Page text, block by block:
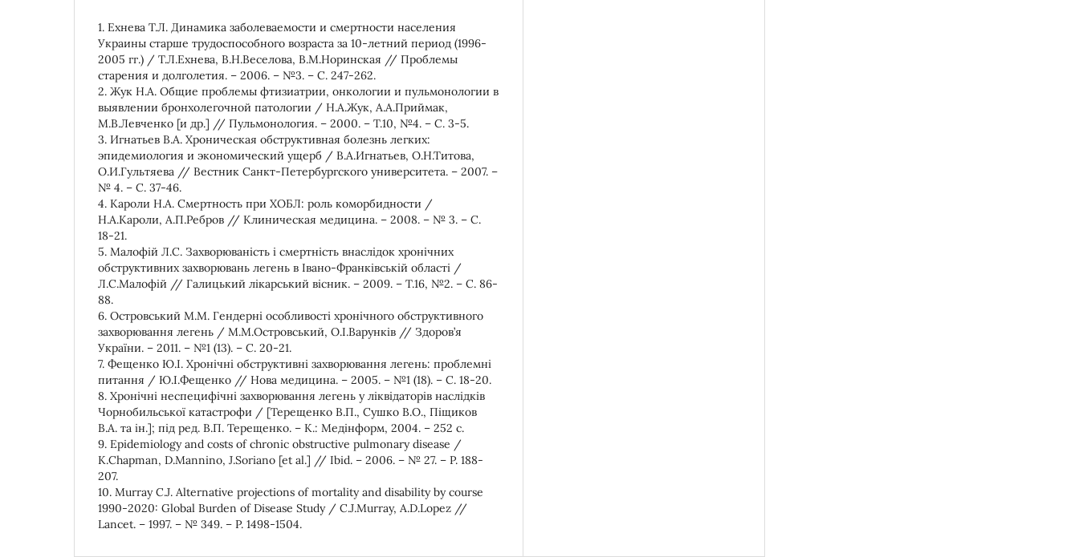
1. Ехнева Т.Л. Динамика заболеваемости и смертности населения
Украины старше трудоспособного возраста за 10-летний период (1996-
2005 гг.) / Т.Л.Ехнева, В.Н.Веселова, В.М.Норинская // Проблемы
старения и долголетия. – 2006. – №3. – С. 247-262.
2. Жук Н.А. Общие проблемы фтизиатрии, онкологии и пульмонологии в
выявлении бронхолегочной патологии / Н.А.Жук, А.А.Приймак,
М.В.Левченко [и др.] // Пульмонология. – 2000. – Т.10, №4. – С. 3-5.
3. Игнатьев В.А. Хроническая обструктивная болезнь легких:
эпидемиология и экономический ущерб / В.А.Игнатьев, О.Н.Титова,
О.И.Гультяева // Вестник Санкт-Петербургского университета. – 2007. –
№ 4. – С. 37-46.
4. Кароли Н.А. Смертность при ХОБЛ: роль коморбидности /
Н.А.Кароли, А.П.Ребров // Клиническая медицина. – 2008. – № 3. – С.
18-21.
5. Малофій Л.С. Захворюваність і смертність внаслідок хронічних
обструктивних захворювань легень в Івано-Франківській області /
Л.С.Малофій // Галицький лікарський вісник. – 2009. – Т.16, №2. – С. 86-
88.
6. Островський М.М. Гендерні особливості хронічного обструктивного
захворювання легень / М.М.Островський, О.І.Варунків // Здоров’я
України. – 2011. – №1 (13). – С. 20-21.
7. Фещенко Ю.І. Хронічні обструктивні захворювання легень: проблемні
питання / Ю.І.Фещенко // Нова медицина. – 2005. – №1 (18). – С. 18-20.
8. Хронічні неспецифічні захворювання легень у ліквідаторів наслідків
Чорнобильської катастрофи / [Терещенко В.П., Сушко В.О., Піщиков
В.А. та ін.]; під ред. В.П. Терещенко. – К.: Медінформ, 2004. – 252 с.
9. Epidemiology and costs of chronic obstructive pulmonary disease /
K.Chapman, D.Mannino, J.Soriano [et al.] // Ibid. – 2006. – № 27. – P. 188-
207.
10. Murray C.J. Alternative projections of mortality and disability by course
1990-2020: Global Burden of Disease Study / C.J.Murray, A.D.Lopez //
Lancet. – 1997. – № 349. – P. 1498-1504.